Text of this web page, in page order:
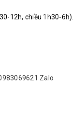
12h, chiều 1h30-6h).
Zalo